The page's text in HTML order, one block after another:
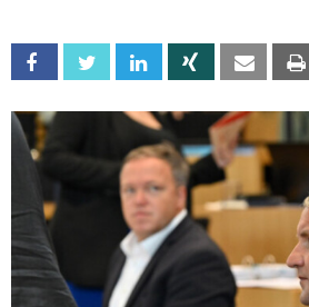
Facebook Twitter Linkedin Xing Email